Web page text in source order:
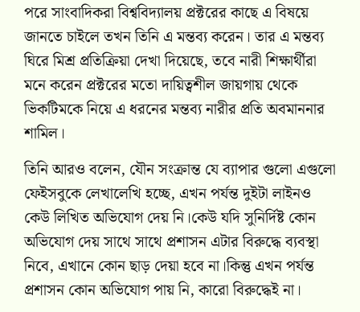
পরে সাংবাদিকরা বিশ্ববিদ্যালয় প্রক্টরের কাছে এ বিষয়ে
জানতে চাইলে তখন তিনি এ মন্তব্য করেন। তার এ মন্তব্য
ঘিরে মিশ্র প্রতিক্রিয়া দেখা দিয়েছে, তবে নারী শিক্ষার্থীরা
মনে করেন প্রক্টরের মতো দায়িত্বশীল জায়গায় থেকে
ভিকটিমকে নিয়ে এ ধরনের মন্তব্য নারীর প্রতি অবমাননার
শামিল।
তিনি আরও বলেন, যৌন সংক্রান্ত যে ব্যাপার গুলো এগুলো
ফেইসবুকে লেখালেখি হচ্ছে, এখন পর্যন্ত দুইটা লাইনও
কেউ লিখিত অভিযোগ দেয় নি।কেউ যদি সুনির্দিষ্ট কোন
অভিযোগ দেয় সাথে সাথে প্রশাসন এটার বিরুদ্ধে ব্যবস্থা
নিবে, এখানে কোন ছাড় দেয়া হবে না।কিন্তু এখন পর্যন্ত
প্রশাসন কোন অভিযোগ পায় নি, কারো বিরুদ্ধেই না।